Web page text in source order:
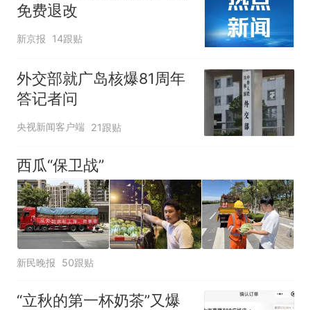
免费退改
新京报 14跟贴
外交部就广岛核爆81周年
答记者问
央视新闻客户端 21跟贴
西瓜“保卫战”
新民晚报 50跟贴
“立秋的第一杯奶茶”又爆